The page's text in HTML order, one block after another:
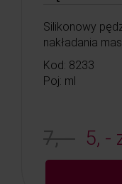
Silikonowy
nakładania
Kod: 8233
Poj: ml
7, - 5, -